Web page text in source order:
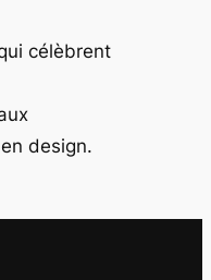
célèbrent
design.